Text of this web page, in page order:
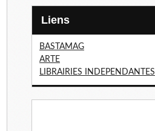
Liens
BASTAMAG
ARTE
LIBRAIRIES INDEPENDANTES